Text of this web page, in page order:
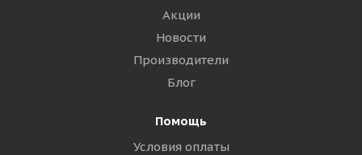
Акции
Новости
Производители
Блог
Помощь
Условия оплаты